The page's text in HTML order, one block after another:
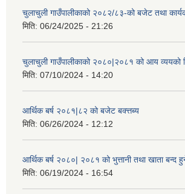
चुलाचुली गाउँपालीकाको २०८२/८३-को बजेट तथा
मिति: 06/24/2025 - 21:26
चुलाचुली गाउँपालीकाको २०८०|२०८१ को आय व्ययको
मिति: 07/10/2024 - 14:20
आर्थिक बर्ष २०८१|८२ को बजेट बक्त्तब्य
मिति: 06/26/2024 - 12:12
आर्थिक बर्ष २०८०| २०८१ को भुत्तानी तथा खाता बन्द
मिति: 06/19/2024 - 16:54